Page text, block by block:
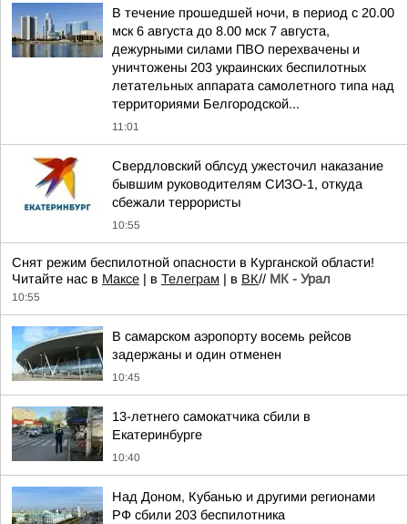
В течение прошедшей ночи, в период с 20.00
мск 6 августа до 8.00 мск 7 августа,
дежурными силами ПВО перехвачены и
уничтожены 203 украинских беспилотных
летательных аппарата самолетного типа над
территориями Белгородской...
11:01
Свердловский облсуд ужесточил наказание
бывшим руководителям СИЗО-1, откуда
сбежали террористы
10:55
Снят режим беспилотной опасности в Курганской области!
Читайте нас в Максе | в Телеграм | в ВК// МК - Урал
10:55
В самарском аэропорту восемь рейсов
задержаны и один отменен
10:45
13-летнего самокатчика сбили в
Екатеринбурге
10:40
Над Доном, Кубанью и другими регионами
РФ сбили 203 беспилотника